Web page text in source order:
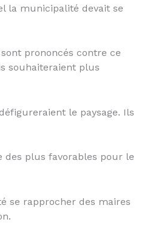
la municipalité devait se
prononcés contre ce
souhaiteraient plus
le paysage. Ils
des plus favorables pour le
se rapprocher des maires